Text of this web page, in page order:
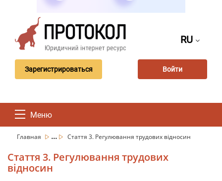
RU
Зарегистрироваться Войти
Меню
Главная ... Стаття 3. Регулювання трудових відносин
Стаття 3. Регулювання трудових
відносин